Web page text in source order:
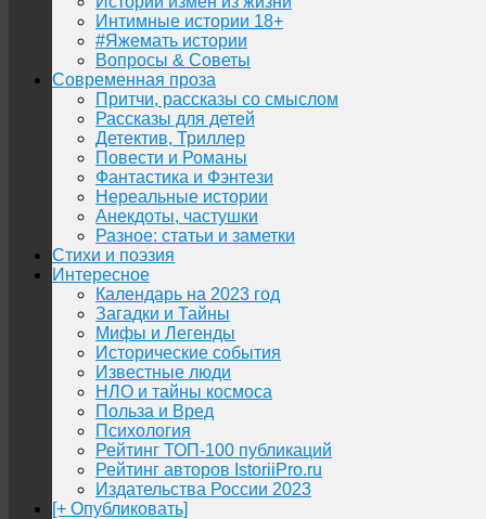
Интимные истории 18+
#Яжемать истории
Вопросы & Советы
Современная проза
Притчи, рассказы со смыслом
Рассказы для детей
Детектив, Триллер
Повести и Романы
Фантастика и Фэнтези
Нереальные истории
Анекдоты, частушки
Разное: статьи и заметки
Стихи и поэзия
Интересное
Календарь на 2023 год
Загадки и Тайны
Мифы и Легенды
Исторические события
Известные люди
НЛО и тайны космоса
Польза и Вред
Психология
Рейтинг ТОП-100 публикаций
Рейтинг авторов IstoriiPro.ru
Издательства России 2023
[+ Опубликовать]